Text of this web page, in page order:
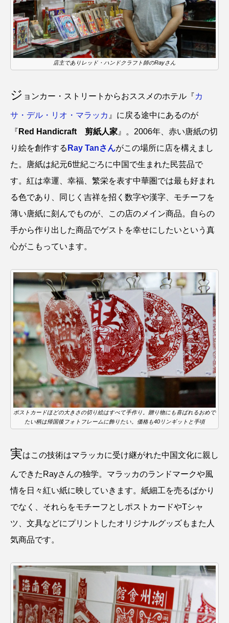
店主でありレッド・ハンドクラフト師のRayさん
ジ ョンカー・ストリートからおススメのホテル『カ
サ・デル・リオ・マラッカ 』に戻る途中にあるのが
『 Red Handicraft 剪紙人家 』。2006年、赤い唐紙の切
り絵を創作する Ray Tanさんがこの場所に店を構えまし
た。唐紙は紀元6世紀ごろに中国で生まれた民芸品で
す。紅は幸運、幸福、繁栄を表す中華圏では最も好まれ
る色であり、同じく吉祥を招く数字や漢字、モチーフを
薄い唐紙に刻んでものが、この店のメイン商品。自らの
手から作り出した商品でゲストを幸せにしたいという真
心がこもっています。
ポストカードほどの大きさの切り絵はすべて手作り。贈り物にも喜ばれるおめで
たい柄は帰国後フォトフレームに飾りたい。価格も40リンギットと手頃
実はこの技術はマラッカに受け継がれた中国文化に親し
んできたRayさんの独学。マラッカのランドマークや風
情を日々紅い紙に映していきます。紙細工を売るばかり
でなく、それらをモチーフとしポストカードやTシャ
ツ、文具などにプリントしたオリジナルグッズもまた人
気商品です。